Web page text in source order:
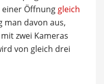
Öffnung gleich
man davon aus,
zwei Kameras
von gleich drei